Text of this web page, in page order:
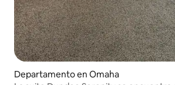
Departamento en Omaha